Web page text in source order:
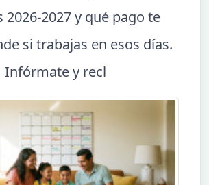
2026-2027 y qué pago te
si trabajas en esos días.
Infórmate y recl